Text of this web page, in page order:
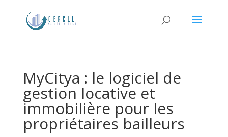
MyCitya : le logiciel de
gestion locative et
immobilière pour les
propriétaires bailleurs